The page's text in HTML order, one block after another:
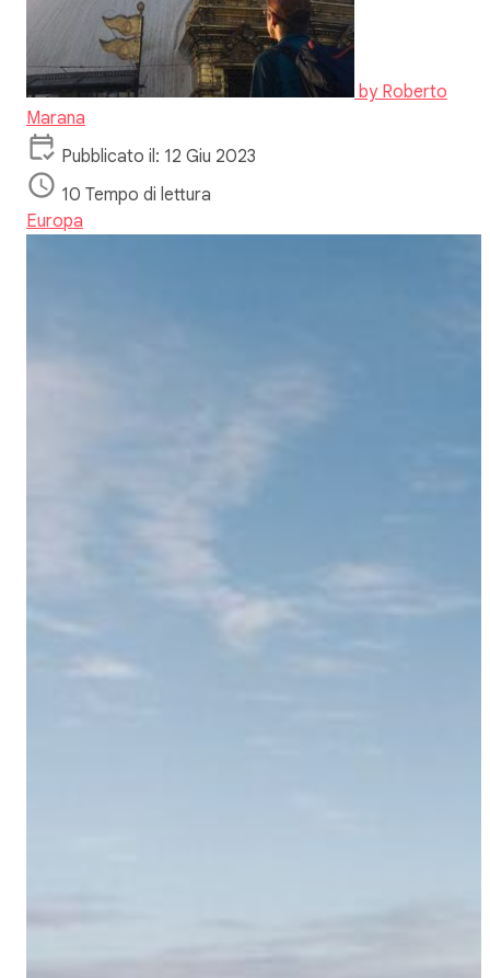
by Roberto
Marana
Pubblicato il: 12 Giu 2023
10 Tempo di lettura
Europa